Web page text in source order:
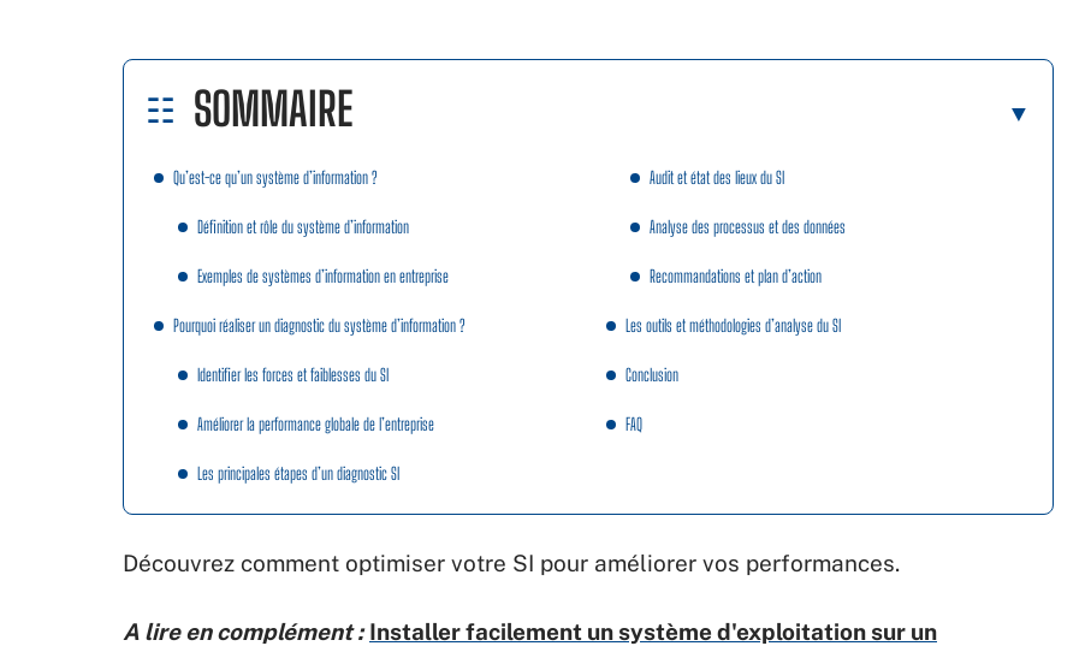
SOMMAIRE
Qu’est-ce qu’un système d’information ?
Définition et rôle du système d’information
Exemples de systèmes d’information en entreprise
Pourquoi réaliser un diagnostic du système d’information ?
Identifier les forces et faiblesses du SI
Améliorer la performance globale de l’entreprise
Les principales étapes d’un diagnostic SI
Audit et état des lieux du SI
Analyse des processus et des données
Recommandations et plan d’action
Les outils et méthodologies d’analyse du SI
Conclusion
FAQ
Découvrez comment optimiser votre SI pour améliorer vos performances.
A lire en complément : Installer facilement un système d'exploitation sur un